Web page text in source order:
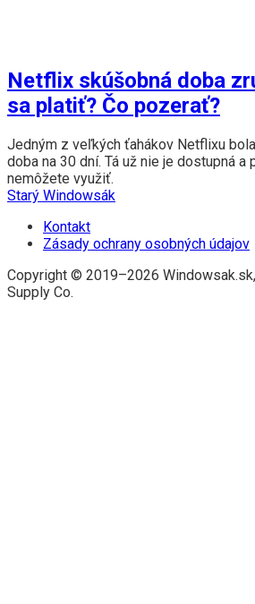
Netflix skúšobná doba
sa platiť? Čo pozerať?
Jedným z veľkých ťahákov Netflixu
doba na 30 dní. Tá už nie je dostupná a
nemôžete využiť.
Starý Windowsák
Kontakt
Zásady ochrany osobných údajov
Copyright © 2019–2026
Supply Co.